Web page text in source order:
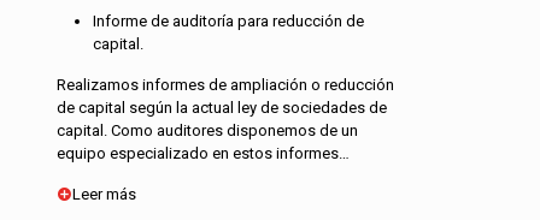
Informe de auditoría para reducción de
capital.
Realizamos informes de ampliación o reducción
de capital según la actual ley de sociedades de
capital. Como auditores disponemos de un
equipo especializado en estos informes…
Leer más